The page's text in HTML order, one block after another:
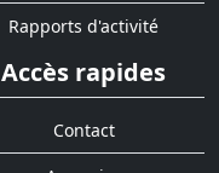
Rapports d'activité
Accès rapides
Contact